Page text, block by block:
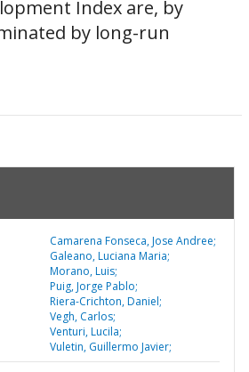
Index are, by
by long-run
Camarena Fonseca, Jose Andree;
Galeano, Luciana Maria;
Morano, Luis;
Puig, Jorge Pablo;
Riera-Crichton, Daniel;
Vegh, Carlos;
Venturi, Lucila;
Vuletin, Guillermo Javier;